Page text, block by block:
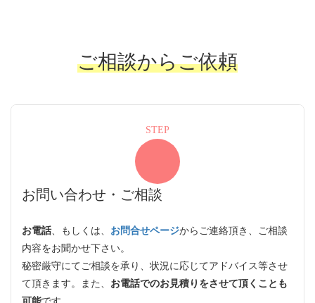
ご相談からご依頼
STEP
お問い合わせ・ご相談
お電話、もしくは、 お問合せページからご連絡頂き、ご相談
内容をお聞かせ下さい。
秘密厳守にてご相談を承り、状況に応じてアドバイス等させ
て頂きます。また、 お電話でのお見積りをさせて頂くことも